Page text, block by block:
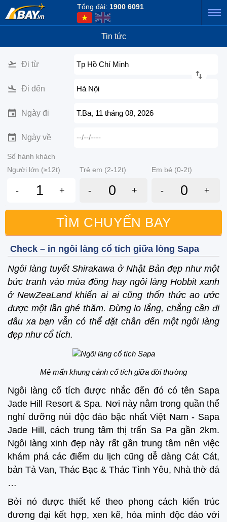
Tổng đài: 1900 6091
Tin tức
Đi từ Tp Hồ Chí Minh
Đi đến Hà Nội
Ngày đi T.Ba, 11 tháng 08, 2026
Ngày về --/--/----
Số hành khách
Người lớn (≥12t)
Trẻ em (2-12t) Em bé (0-2t)
- + - + - +
TÌM CHUYẾN BAY
Check – in ngôi làng cổ tích giữa lòng Sapa
Ngôi làng tuyết Shirakawa ở Nhật Bản đẹp như một
bức tranh vào mùa đông hay ngôi làng Hobbit xanh
ở NewZeaLand khiến ai ai cũng thổn thức ao ước
được một lần ghé thăm. Đừng lo lắng, chẳng cần đi
đâu xa bạn vẫn có thể đặt chân đến một ngôi làng
đẹp như cổ tích.
Mê mẩn khung cảnh cổ tích giữa đời thường
Ngôi làng cổ tích được nhắc đến đó có tên Sapa
Jade Hill Resort & Spa. Nơi này nằm trong quần thể
nghỉ dưỡng núi độc đáo bậc nhất Việt Nam - Sapa
Jade Hill, cách trung tâm thị trấn Sa Pa gần 2km.
Ngôi làng xinh đẹp này rất gần trung tâm nên việc
khám phá các điểm du lịch cũng dễ dàng Cát Cát,
bản Tả Van, Thác Bạc & Thác Tình Yêu, Nhà thờ đá
…
Bởi nó được thiết kế theo phong cách kiến trúc
đương đại kết hợp, xen kẽ, hòa mình độc đáo với